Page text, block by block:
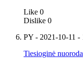
Like 0
Dislike 0
PY - 2021-10-11 -
Tiesioginė nuoroda